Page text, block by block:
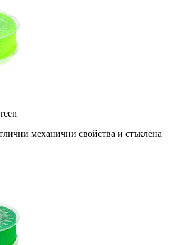
механични свойства и стъклена